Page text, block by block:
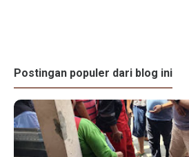
Postingan populer dari blog ini